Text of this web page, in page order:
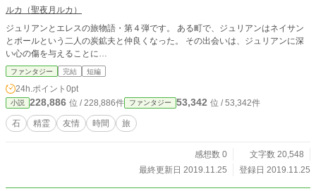
ルカ（聖夜月ルカ）
ジュリアンとエレスの旅物語・第４弾です。 ある町で、ジュリアンはネイサン
とポールという二人の炭鉱夫と仲良くなった。 その出会いは、ジュリアンに深
い心の傷を与えることに…
ファンタジー 完結 短編
24h.ポイント 0pt
小説 228,886 位 / 228,886件 ファンタジー 53,342 位 / 53,342件
石 精霊 友情 時間 旅
感想数 0
文字数 20,548
最終更新日 2019.11.25
登録日 2019.11.25